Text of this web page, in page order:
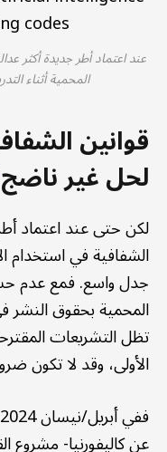
عند اعتماد أطر جديدة أكثر
المحمية أثناء
قوانين
لحل غير ناضج
لكن حتى عند اعتماد
الشفافية في استخدام
جدل واسع. فمع عدم
المحمية بحقوق النشر
تظل التشريعات
الأولى، وقد لا تكون